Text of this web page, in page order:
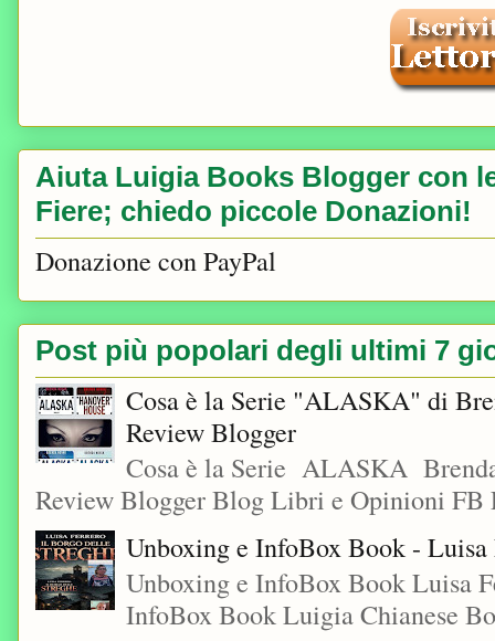
Aiuta Luigia Books Blogger con
Fiere; chiedo piccole Donazioni!
Donazione con PayPal
Post più popolari degli ultimi 7
Cosa è la Serie "ALASKA" di
Review Blogger
Cosa è la Serie ALASKA
Review Blogger Blog Libri e Opinioni
Unboxing e InfoBox Book -
Unboxing e InfoBox Book Luisa
InfoBox Book Luigia Chianese